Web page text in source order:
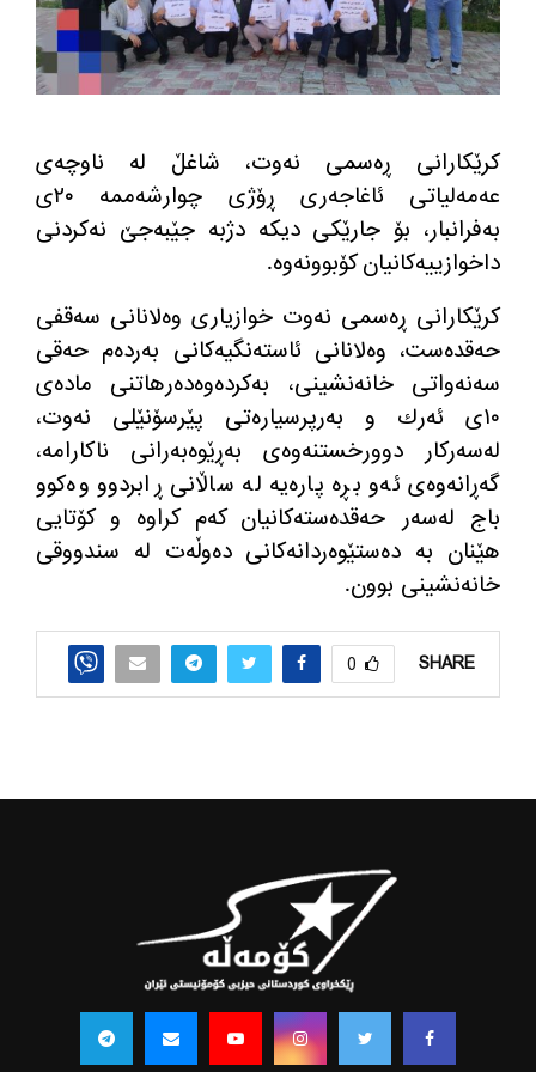
كرێكارانی ڕه‌سمی نه‌وت، شاغڵ له‌ ناوچه‌ی
عه‌مه‌لیاتی ئاغاجه‌ری ڕۆژی چوارشه‌ممه‌ ٢٠ی
به‌فرانبار، بۆ جارێكی دیكه‌ دژبه‌ جێبه‌جێ نه‌كردنی
داخوازییه‌كانیان كۆبوونه‌وه‌.
كرێكارانی ڕه‌سمی نه‌وت خوازیاری وه‌لانانی سه‌قفی
حه‌قده‌ست، وه‌لانانی ئاسته‌نگیه‌كانی به‌رده‌م حه‌قی
سه‌نه‌واتی خانه‌نشینی، به‌كرده‌وه‌ده‌رهاتنی ماده‌ی
١٠ی ئه‌رك و به‌رپرسیاره‌تی پێرسۆنێلی نه‌وت،
له‌سه‌ركار دوورخستنه‌وه‌ی به‌ڕێوه‌به‌رانی ناكارامه‌،
گه‌ڕانه‌وه‌ی ئه‌و بڕه‌ پاره‌یه‌ له‌ ساڵانی ڕابردوو وه‌كوو
باج له‌سه‌ر حه‌قده‌سته‌كانیان كه‌م كراوه‌ و كۆتایی
هێنان به‌ ده‌ستێوه‌ردانه‌كانی ده‌وڵه‌ت له‌ سندووقی
خانه‌نشینی بوون.
SHARE
0